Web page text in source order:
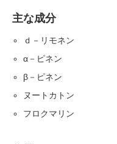
主な成分
ｄ－リモネン
α－ピネン
β－ピネン
ヌートカトン
フロクマリン